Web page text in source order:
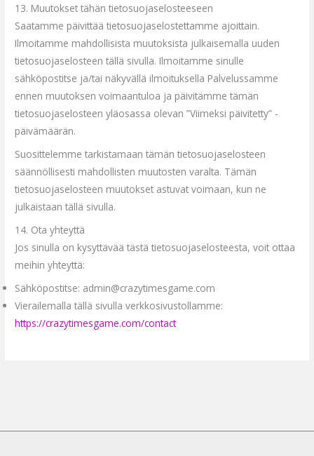
13. Muutokset tähän tietosuojaselosteeseen
Saatamme päivittää tietosuojaselostettamme ajoittain.
Ilmoitamme mahdollisista muutoksista julkaisemalla uuden
tietosuojaselosteen tällä sivulla. Ilmoitamme sinulle
sähköpostitse ja/tai näkyvällä ilmoituksella Palvelussamme
ennen muutoksen voimaantuloa ja päivitämme tämän
tietosuojaselosteen yläosassa olevan ”Viimeksi päivitetty” -
päivämäärän.
Suosittelemme tarkistamaan tämän tietosuojaselosteen
säännöllisesti mahdollisten muutosten varalta. Tämän
tietosuojaselosteen muutokset astuvat voimaan, kun ne
julkaistaan tällä sivulla.
14. Ota yhteyttä
Jos sinulla on kysyttävää tästä tietosuojaselosteesta, voit ottaa
meihin yhteyttä:
Sähköpostitse: admin@crazytimesgame.com
Vierailemalla tällä sivulla verkkosivustollamme:
https://crazytimesgame.com/contact